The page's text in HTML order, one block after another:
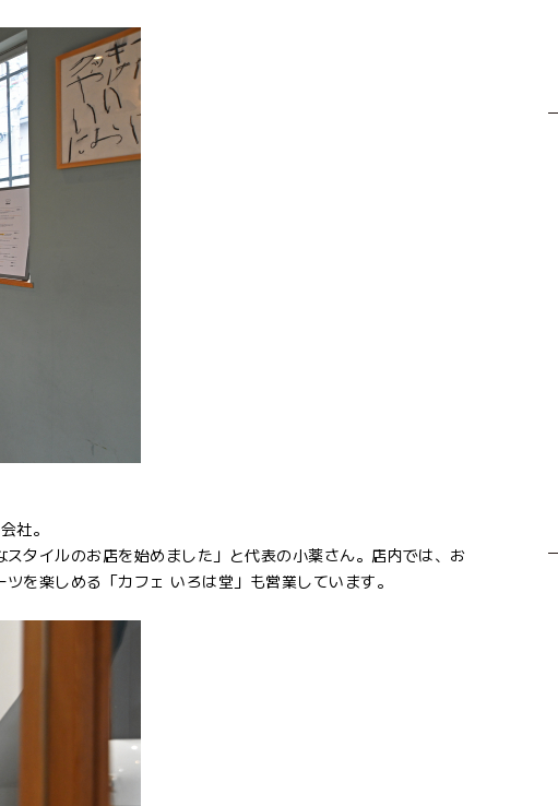
社。
タイルのお店を始めました」と代表の小薬さん。店内では、お
を楽しめる「カフェ いろは堂」も営業しています。